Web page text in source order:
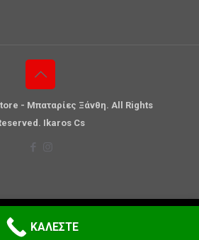
- Μπαταρίες Ξάνθη. All Rights
Ikaros Cs
ΚΑΛΕΣΤΕ